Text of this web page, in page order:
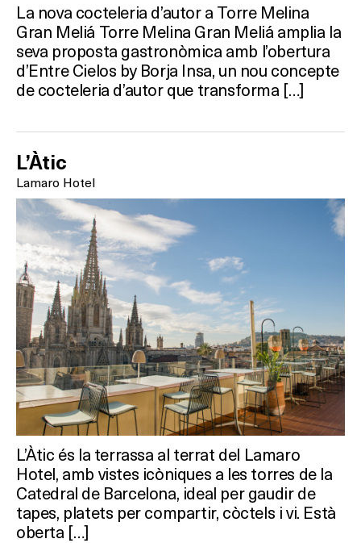
La nova cocteleria d’autor a Torre Melina
Gran Meliá Torre Melina Gran Meliá amplia la
seva proposta gastronòmica amb l’obertura
d’Entre Cielos by Borja Insa, un nou concepte
de cocteleria d’autor que transforma […]
L’Àtic
Lamaro Hotel
L’Àtic és la terrassa al terrat del Lamaro
Hotel, amb vistes icòniques a les torres de la
Catedral de Barcelona, ideal per gaudir de
tapes, platets per compartir, còctels i vi. Està
oberta […]